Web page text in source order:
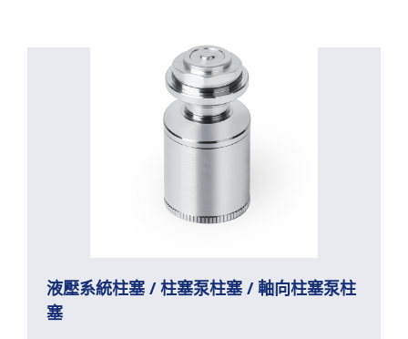
液壓系統柱塞 / 柱塞泵柱塞 / 軸向柱塞泵柱
塞